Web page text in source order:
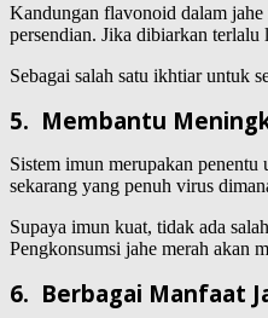
Kandungan flavonoid dalam jahe
persendian. Jika dibiarkan terlalu
Sebagai salah satu ikhtiar untuk
5. Membantu
Sistem imun merupakan
sekarang yang penuh virus
Supaya imun kuat, tidak ada
Pengkonsumsi jahe merah akan
6. Berbagai Manfaat